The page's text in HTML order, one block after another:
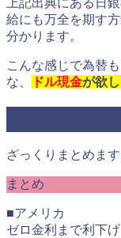
給にも万全を期す
分かります。
こんな感じで為替
な、
ドル現金が欲
ざっくりまとめます
まとめ
■アメリカ
ゼロ金利まで利下げ